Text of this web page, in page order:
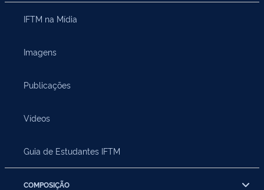
IFTM na Mídia
Imagens
Publicações
Vídeos
Guia de Estudantes IFTM
COMPOSIÇÃO